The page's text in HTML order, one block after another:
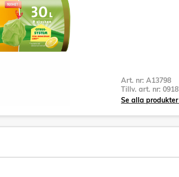
Art. nr: A13798
Tillv. art. nr:
Se alla